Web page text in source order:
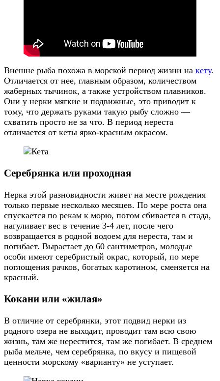
Внешне рыба похожа в морской период жизни на кету.
Отличается от нее, главным образом, количеством
жаберных тычинок, а также устройством плавников.
Они у нерки мягкие и подвижные, это приводит к
тому, что держать руками такую рыбу сложно —
схватить просто не за что. В период нереста
отличается от кеты ярко-красным окрасом.
Серебрянка или проходная
Нерка этой разновидности живет на месте рождения
только первые несколько месяцев. По мере роста она
спускается по рекам к морю, потом сбивается в стада,
нагуливает вес в течение 3-4 лет, после чего
возвращается в родной водоем для нереста, там и
погибает. Вырастает до 60 сантиметров, молодые
особи имеют серебристый окрас, который, по мере
поглощения рачков, богатых каротином, сменяется на
красный.
Кокани или «жилая»
В отличие от серебрянки, этот подвид нерки из
родного озера не выходит, проводит там всю свою
жизнь, там же нерестится, там же погибает. В среднем
рыба мельче, чем серебрянка, по вкусу и пищевой
ценности морскому «варианту» не уступает.